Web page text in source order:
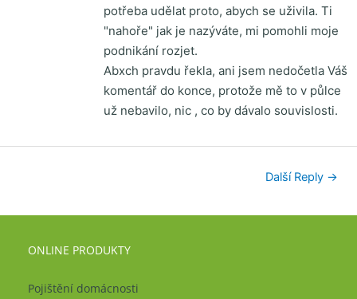
potřeba udělat proto, abych se uživila. Ti
"nahoře" jak je nazýváte, mi pomohli moje
podnikání rozjet.
Abxch pravdu řekla, ani jsem nedočetla Váš
komentář do konce, protože mě to v půlce
už nebavilo, nic , co by dávalo souvislosti.
Další Reply →
ONLINE PRODUKTY
Pojištění domácnosti